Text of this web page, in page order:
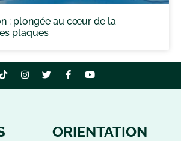
: plongée au cœur de la
plaques
ORIENTATION